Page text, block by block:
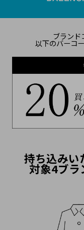
ブランド
以下のバーコ
持ち込みい
対象4ブ